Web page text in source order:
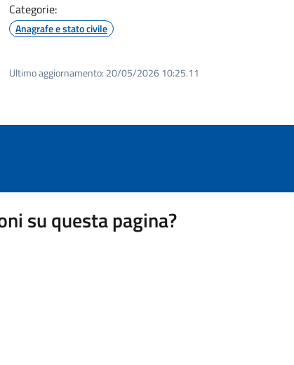
Categorie:
Anagrafe e stato civile
Ultimo aggiornamento: 20/05/2026 10:25.11
su questa pagina?